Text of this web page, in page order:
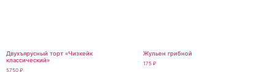
Двухъярусный торт «Чизкейк
классический»
5750 ₽
Жульен грибной
175 ₽